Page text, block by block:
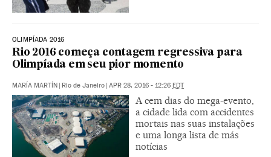
OLIMPÍADA 2016
Rio 2016 começa contagem regressiva para
Olimpíada em seu pior momento
MARÍA MARTÍN | Rio de Janeiro | APR 28, 2016 - 12:26 EDT
A cem dias do mega-evento,
a cidade lida com accidentes
mortais nas suas instalações
e uma longa lista de más
notícias